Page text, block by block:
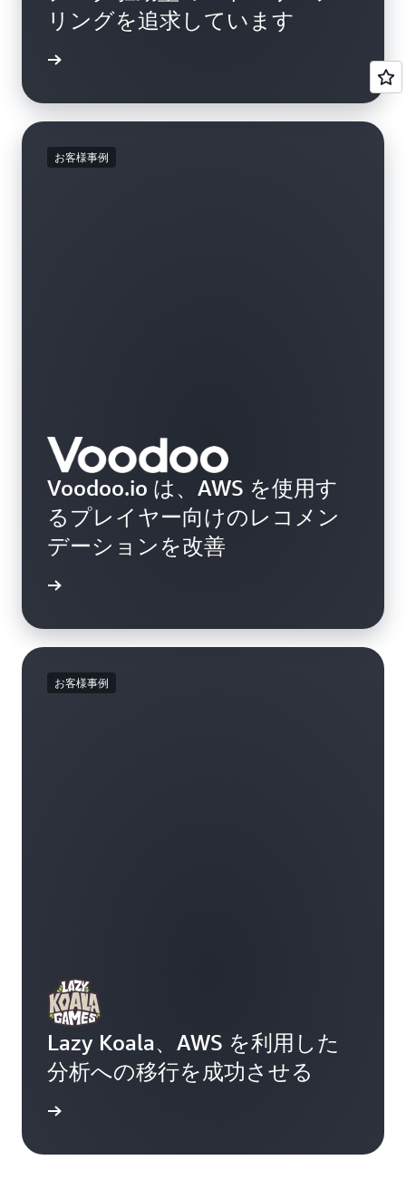
リングを追求しています
お客様事例
Voodoo.io は、AWS を使用す
るプレイヤー向けのレコメン
デーションを改善
お客様事例
Lazy Koala、AWS を利用した
分析への移行を成功させる